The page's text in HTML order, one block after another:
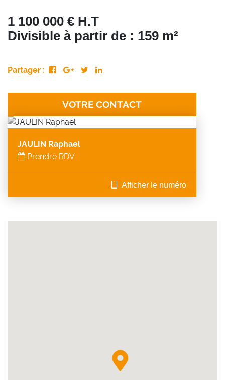
1 100 000 € H.T
Divisible à partir de : 159 m²
Partager :
VOTRE CONTACT
JAULIN Raphael
Prendre RDV
Afficher le numéro